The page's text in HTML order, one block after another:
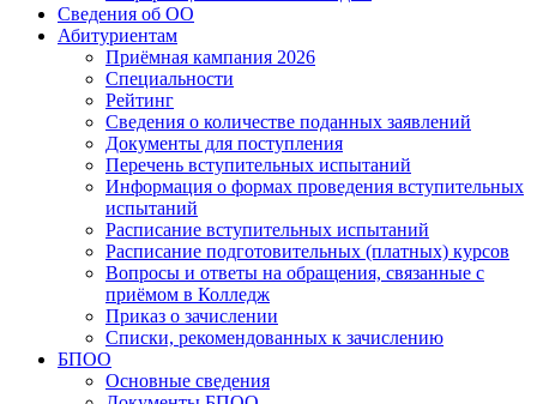
Сведения об ОО
Абитуриентам
Приёмная кампания 2026
Специальности
Рейтинг
Сведения о количестве поданных заявлений
Документы для поступления
Перечень вступительных испытаний
Информация о формах проведения вступительных
испытаний
Расписание вступительных испытаний
Расписание подготовительных (платных) курсов
Вопросы и ответы на обращения, связанные с
приёмом в Колледж
Приказ о зачислении
Списки, рекомендованных к зачислению
БПОО
Основные сведения